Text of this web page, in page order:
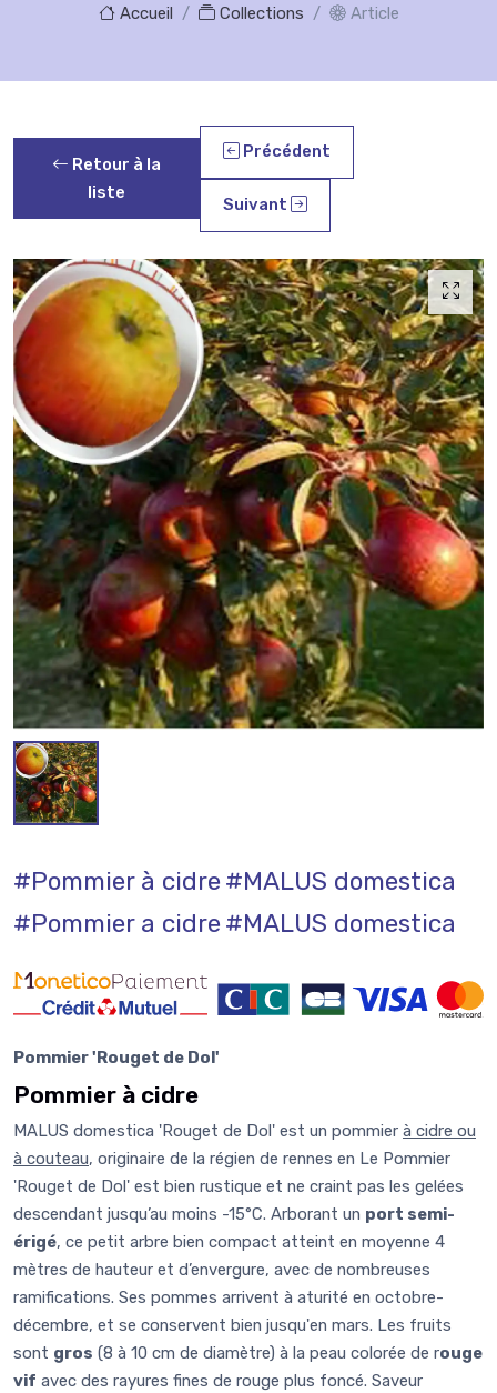
Accueil Collections Article
Retour à la
liste
Précédent
Suivant
#Pommier à cidre#MALUS domestica
#Pommier a cidre#MALUS domestica
Pommier 'Rouget de Dol'
Pommier à cidre
MALUS domestica 'Rouget de Dol' est un pommier à cidre ou
à couteau, originaire de la régien de rennes en Le Pommier
'Rouget de Dol' est bien rustique et ne craint pas les gelées
descendant jusqu’au moins -15°C. Arborant un port semi-
érigé, ce petit arbre bien compact atteint en moyenne 4
mètres de hauteur et d’envergure, avec de nombreuses
ramifications. Ses pommes arrivent à aturité en octobre-
décembre, et se conservent bien jusqu'en mars. Les fruits
sont gros (8 à 10 cm de diamètre) à la peau colorée de rouge
vif avec des rayures fines de rouge plus foncé. Saveur